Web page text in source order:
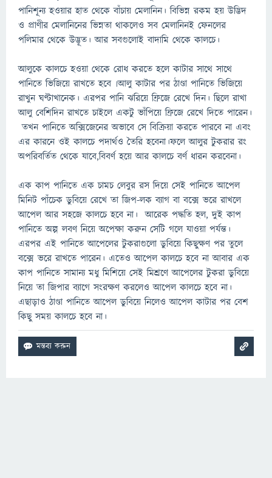
পানিশূন্য হওয়ার হাত থেকে বাঁচায় মেলানিন। বিভিন্ন রকম হয় উদ্ভিদ
ও প্রাণীর মেলানিনের ভিন্নতা থাকলেও সব মেলানিনই ফেনলের
পলিমার থেকে উদ্ভূত। আর সবগুলোই বাদামি থেকে কালচে।
আলুকে কালচে হওয়া থেকে রোধ করতে হলে কাটার সাথে সাথে
পানিতে ভিজিয়ে রাখতে হবে ৷আলু কাটার পর ঠাণ্ডা পানিতে ভিজিয়ে
রাখুন ঘণ্টাখানেক। এরপর পানি ঝরিয়ে ফ্রিজে রেখে দিন। ছিলে রাখা
আলু বেশিদিন রাখতে চাইলে একটু ভাঁপিয়ে ফ্রিজে রেখে দিতে পারেন।
তখন পানিতে অক্সিজেনের অভাবে সে বিক্রিয়া করতে পারবে না এবং
এর কারনে ওই কালচে পদার্থও তৈরি হবেনা।ফলে আলুর টুকরার রং
অপরিবর্তিত থেকে যাবে,বিবর্ণ হয়ে আর কালচে বর্ণ ধারন করবেনা।
এক কাপ পানিতে এক চামচ লেবুর রস দিয়ে সেই পানিতে আপেল
মিনিট পাঁচেক ডুবিয়ে রেখে তা জিপ-লক ব্যাগ বা বক্সে ভরে রাখলে
আপেল আর সহজে কালচে হবে না। আরেক পদ্ধতি হল, দুই কাপ
পানিতে অল্প লবণ নিয়ে অপেক্ষা করুন সেটি গলে যাওয়া পর্যন্ত।
এরপর এই পানিতে আপেলের টুকরাগুলো ডুবিয়ে কিছুক্ষণ পর তুলে
বক্সে ভরে রাখতে পারেন। এতেও আপেল কালচে হবে না আবার এক
কাপ পানিতে সামান্য মধু মিশিয়ে সেই মিশ্রণে আপেলের টুকরা ডুবিয়ে
নিয়ে তা জিপার ব্যাগে সংরক্ষণ করলেও আপেল কালচে হবে না।
এছাড়াও ঠাণ্ডা পানিতে আপেল ডুবিয়ে নিলেও আপেল কাটার পর বেশ
কিছু সময় কালচে হবে না।